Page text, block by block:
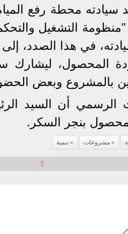
"منظومة التشغيل
في هذا الصدد،
المحصول، ليشارك
بالمشروع وبعض
الرسمي أن السيد
محصول بنجر السكر.
مشروعات تنمية
⇧